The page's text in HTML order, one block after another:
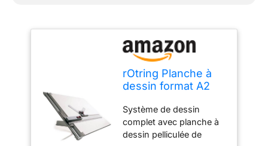
rOtring Planche à
dessin format A2
Système de dessin
complet avec planche à
dessin pelliculée de